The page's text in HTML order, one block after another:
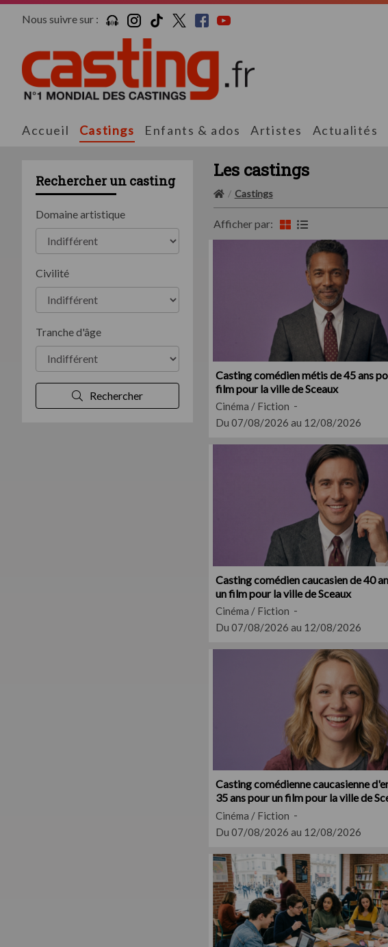
Nous suivre sur :
Accueil Castings Enfants & ados Artistes Actualités
Rechercher un casting
Domaine artistique
Civilité
Tranche d'âge
Rechercher
Les castings
Castings
Afficher par:
Casting comédien métis de 45 ans
film pour la ville de Sceaux
Cinéma / Fiction
Du 07/08/2026 au 12/08/2026
Casting comédien caucasien de 40
un film pour la ville de Sceaux
Cinéma / Fiction
Du 07/08/2026 au 12/08/2026
Casting comédienne caucasienne
35 ans pour un film pour la ville de
Cinéma / Fiction
Du 07/08/2026 au 12/08/2026